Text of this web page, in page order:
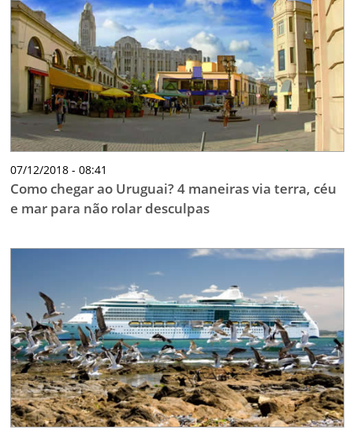
07/12/2018 - 08:41
Como chegar ao Uruguai? 4 maneiras via terra, céu
e mar para não rolar desculpas